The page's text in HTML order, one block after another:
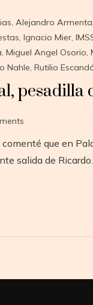
, Alejandro Armenta,
, Ignacio Mier,
, Miguel Angel Osorio,
Nahle, Rutilio
pesadilla
que en
salida de Ricardo…